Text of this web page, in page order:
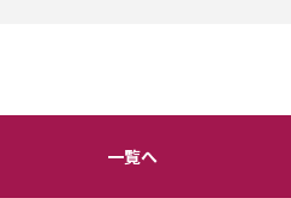
一覧へ